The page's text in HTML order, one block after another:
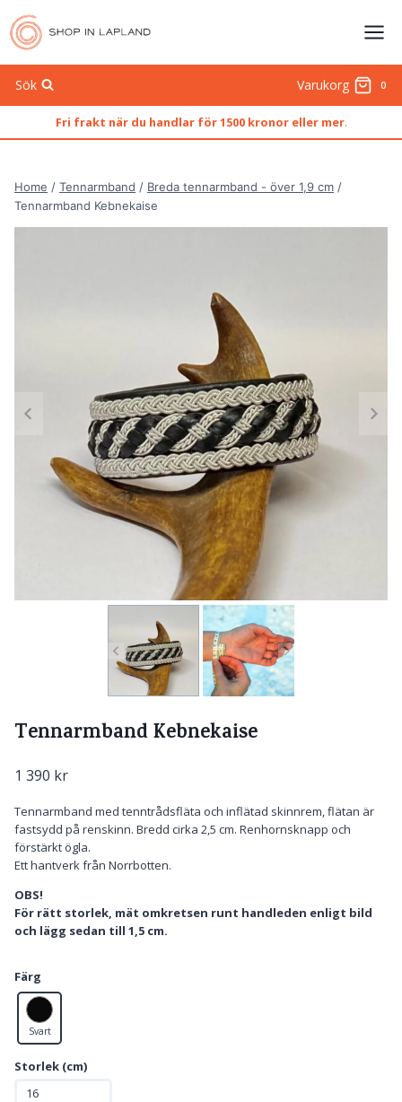
content
Sök Varukorg 0
Fri frakt när du handlar för 1500 kronor eller mer.
Home / Tennarmband / Breda tennarmband - över 1,9 cm /
Tennarmband Kebnekaise
Tennarmband Kebnekaise
1 390 kr
Tennarmband med tenntrådsfläta och inflätad skinnrem, flätan är
fastsydd på renskinn. Bredd cirka 2,5 cm. Renhornsknapp och
förstärkt ögla.
Ett hantverk från Norrbotten.
OBS!
För rätt storlek, mät omkretsen runt handleden enligt bild
och lägg sedan till 1,5 cm.
Färg
Svart
Storlek (cm)
16